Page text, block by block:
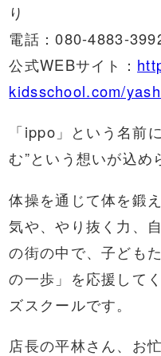
り
電話：080-4883-
公式WEBサイト：
kidsschool.com/
「ippo」という名前
む”という想いが込め
体操を通じて体を鍛
気や、やり抜く力、
の街の中で、子ども
の一歩」を応援して
ズスクールです。
店長の平林さん、お